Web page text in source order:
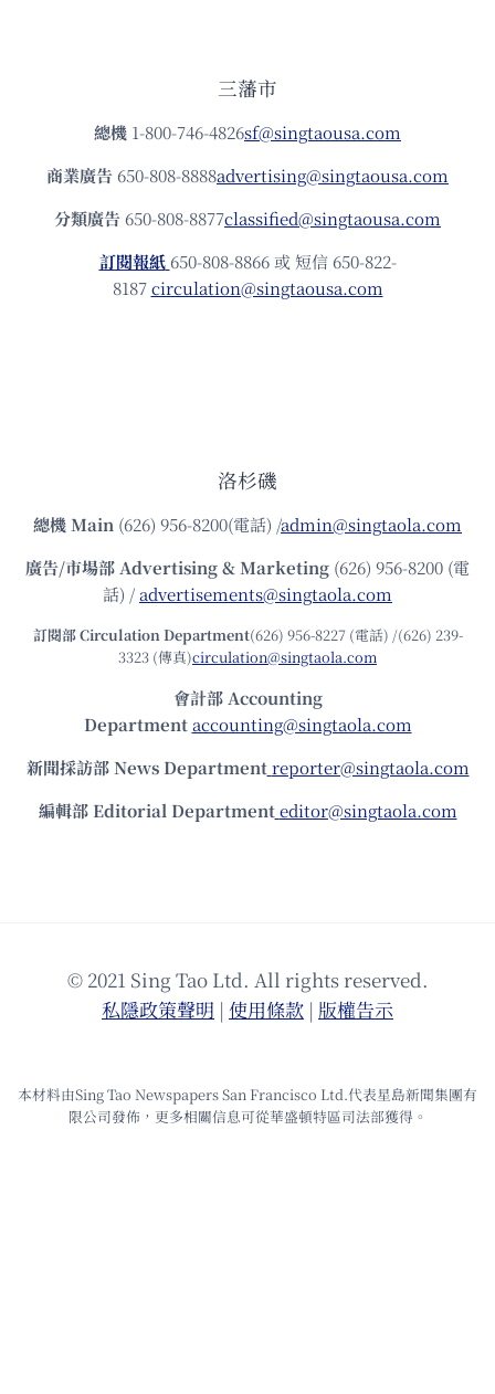
三藩市
總機 1-800-746-4826sf@singtaousa.com
商業廣告 650-808-8888advertising@singtaousa.com
分類廣告 650-808-8877classified@singtaousa.com
訂閱報紙 650-808-8866 或 短信 650-822-
8187circulation@singtaousa.com
洛杉磯
總機Main (626) 956-8200(電話) /admin@singtaola.com
廣告/市場部Advertising & Marketing (626) 956-8200 (電
話) /advertisements@singtaola.com
訂閱部 Circulation Department(626) 956-8227 (電話) /(626) 239-
3323 (傳真)circulation@singtaola.com
會計部 Accounting
Department accounting@singtaola.com
新聞採訪部 News Department reporter@singtaola.com
編輯部 Editorial Department editor@singtaola.com
© 2021 Sing Tao Ltd. All rights reserved.
私隱政策聲明 | 使⽤條款 | 版權告⽰
本材料由Sing Tao Newspapers San Francisco Ltd.代表星島新聞集團有
限公司發佈，更多相關信息可從華盛頓特區司法部獲得。